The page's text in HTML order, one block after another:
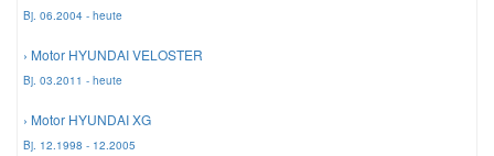
Bj. 06.2004 - heute
› Motor HYUNDAI VELOSTER
Bj. 03.2011 - heute
› Motor HYUNDAI XG
Bj. 12.1998 - 12.2005